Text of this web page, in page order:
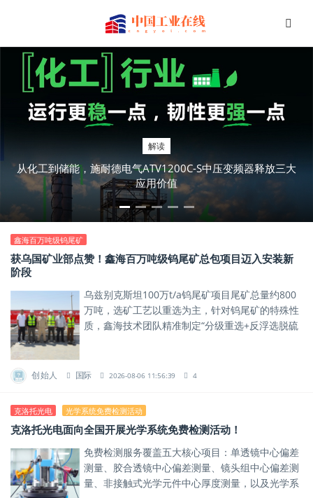
解读
从化工到储能，施耐德电气ATV1200C-S中压变频器释放三大
应用价值
鑫海百万吨级钨尾矿
获乌国矿业部点赞！鑫海百万吨级钨尾矿总包项目迈入安装新
阶段
乌兹别克斯坦100万t/a钨尾矿项目尾矿总量约800
万吨，选矿工艺以重选为主，针对钨尾矿的特殊性
质，鑫海技术团队精准制定“分级重选+反浮选脱硫
创始人 国际 2026-08-06 11:56:39 4
克洛托光电 光学系统免费检测活动
克洛托光电面向全国开展光学系统免费检测活动！
免费检测服务覆盖五大核心项目：单透镜中心偏差
测量、胶合透镜中心偏差测量、镜头组中心偏差测
量、非接触式光学元件中心厚度测量，以及光学系